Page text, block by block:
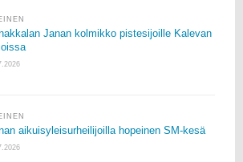
Janan kolmikko pistesijoille Kalevan
aikuisyleisurheilijoilla hopeinen SM-kesä